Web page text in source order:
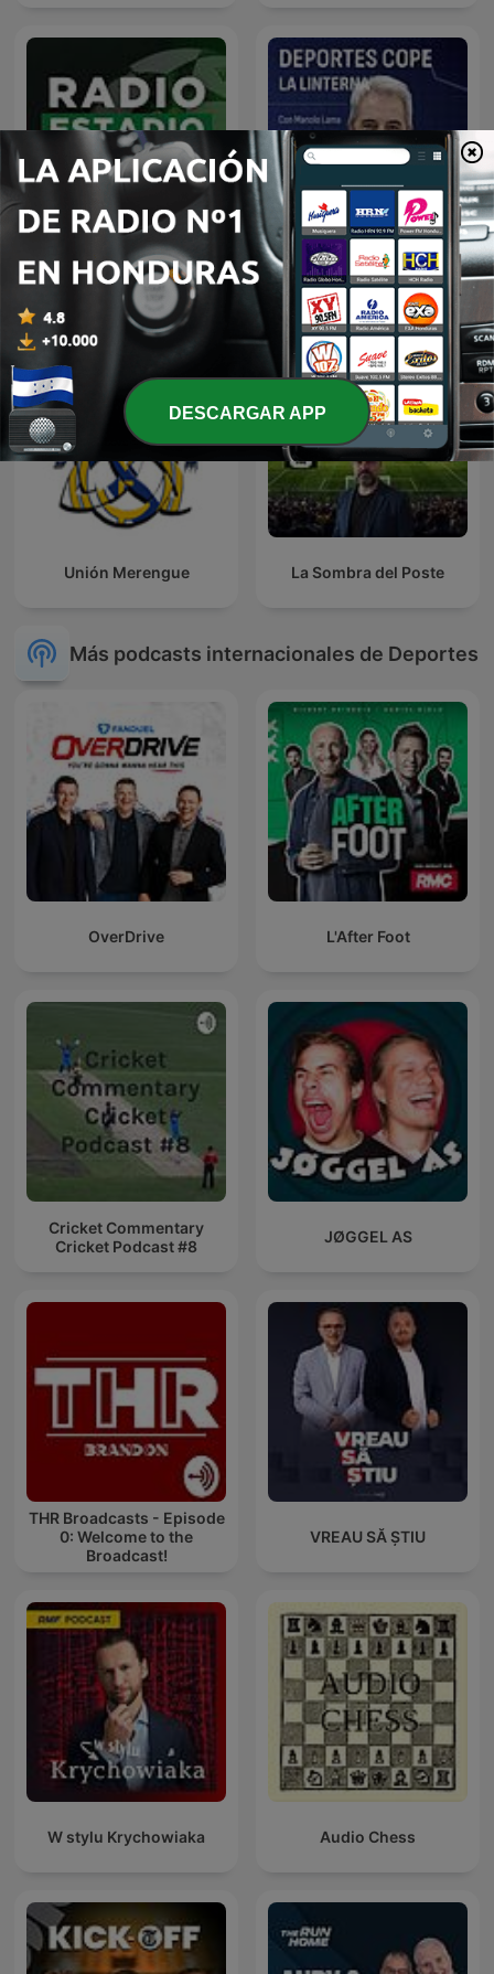
Noticias Deportes Deportes COPE
Unión Merengue La Sombra del Poste
Más podcasts internacionales de Deportes
OverDrive L'After Foot
Cricket Commentary
Cricket Podcast #8
JØGGEL AS
THR Broadcasts - Episode
0: Welcome to the
Broadcast!
VREAU SĂ ȘTIU
W stylu Krychowiaka Audio Chess
DESCARGAR APP